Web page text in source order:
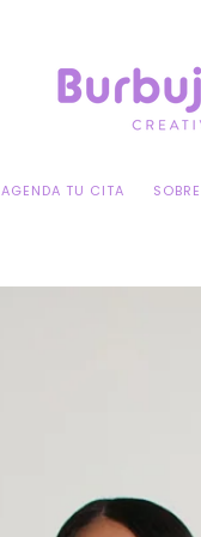
AGENDA TU CITA